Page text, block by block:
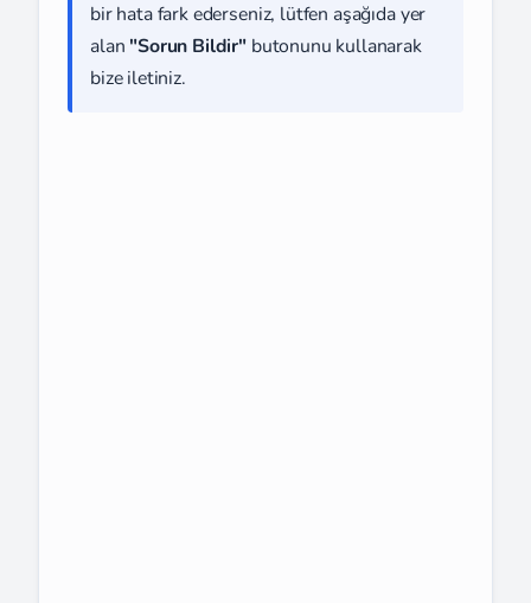
bir hata fark ederseniz, lütfen aşağıda yer
alan "Sorun Bildir" butonunu kullanarak
bize iletiniz.